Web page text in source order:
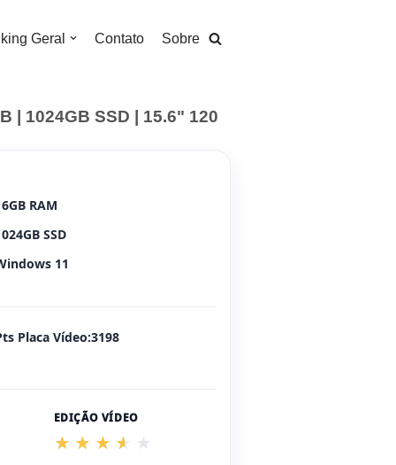
Geral Contato Sobre
| 1024GB SSD | 15.6" 120
RAM
SSD
11
Placa Vídeo:3198
EDIÇÃO VÍDEO